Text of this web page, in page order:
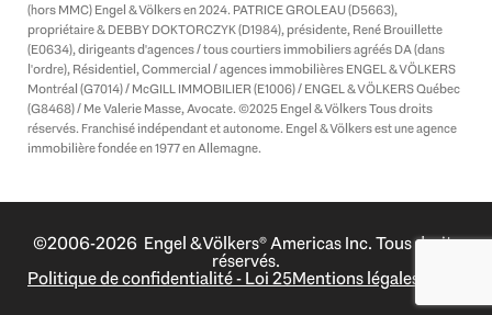
(hors MMC) Engel & Völkers en 2024. PATRICE GROLEAU (D5663),
propriétaire & DEBBY DOKTORCZYK (D1984), présidente, René Brouillette
(E0634), dirigeants d'agences / tous courtiers immobiliers agréés DA (dans
l'ordre), Résidentiel, Commercial / agences immobilières ENGEL & VÖLKERS
Montréal (G7014) / McGILL IMMOBILIER (E1006) / ENGEL & VÖLKERS Québec
(G8468) / Me Valerie Masse, Avocate. ©2025 Engel & Völkers Tous droits
réservés. Franchisé indépendant et autonome. Engel & Völkers est une agence
immobilière fondée en 1977 en Allemagne.
©2006-2026 Engel & Völkers® Americas Inc. Tous droits
réservés.
Politique de confidentialité - Loi 25Mentions légales